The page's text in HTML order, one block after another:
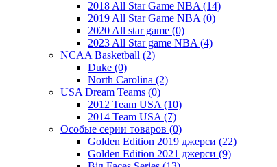
2018 All Star Game NBA (14)
2019 All Star Game NBA (0)
2020 All star game (0)
2023 All Star game NBA (4)
NCAA Basketball (2)
Duke (0)
North Carolina (2)
USA Dream Teams (0)
2012 Team USA (10)
2014 Team USA (7)
Особые серии товаров (0)
Golden Edition 2019 джерси (22)
Golden Edition 2021 джерси (9)